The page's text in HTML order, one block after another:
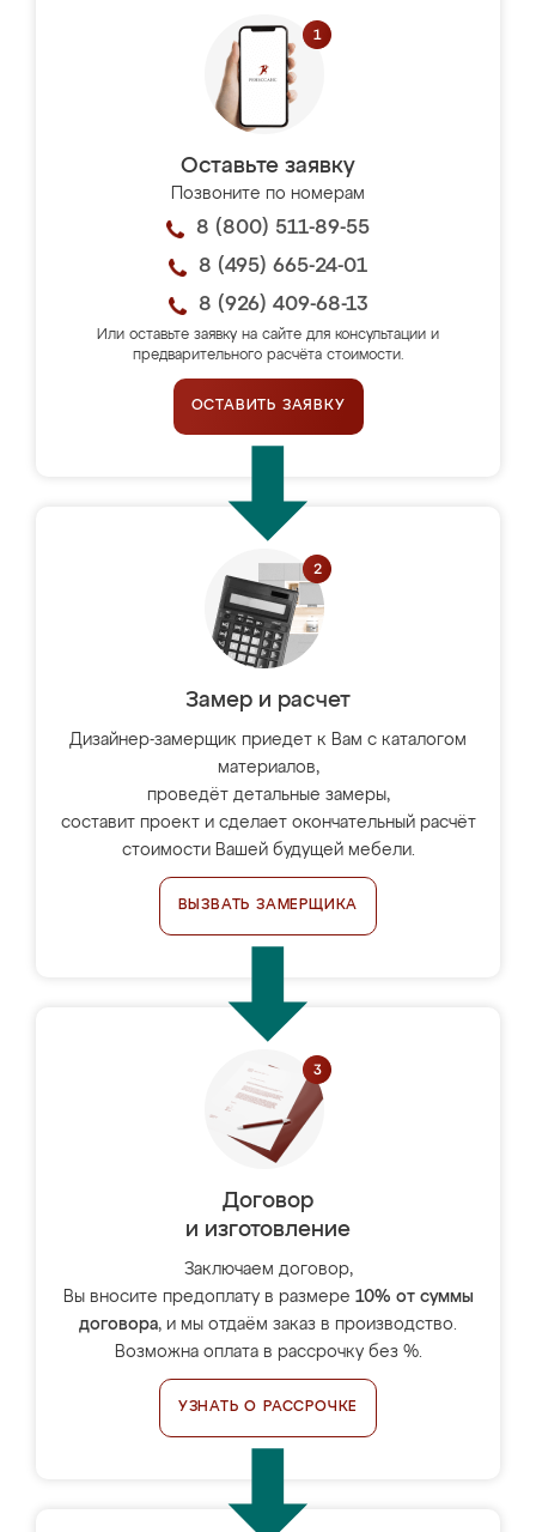
Оставьте заявку
Позвоните по номерам
8 (800) 511-89-55
8 (495) 665-24-01
8 (926) 409-68-13
Или оставьте заявку на сайте для консультации и
предварительного расчёта стоимости.
ОСТАВИТЬ ЗАЯВКУ
Замер и расчет
Дизайнер-замерщик приедет к Вам с каталогом
материалов,
проведёт детальные замеры,
составит проект и сделает окончательный расчёт
стоимости Вашей будущей мебели.
ВЫЗВАТЬ ЗАМЕРЩИКА
Договор
и изготовление
Заключаем договор,
Вы вносите предоплату в размере 10% от суммы
договора, и мы отдаём заказ в производство.
Возможна оплата в рассрочку без %.
УЗНАТЬ О РАССРОЧКЕ